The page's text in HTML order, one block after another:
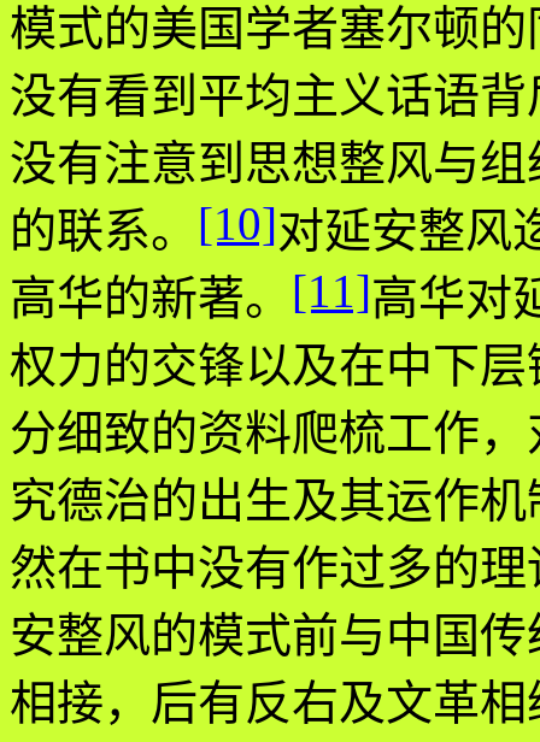
模式的美国学者塞尔顿
没有看到平均主义话语
没有注意到思想整风与
的联系。 [10]对延安整风
高华的新著。 [11]高华对
权力的交锋以及在中下
分细致的资料爬梳工作
究德治的出生及其运作
然在书中没有作过多的
安整风的模式前与中国
相接，后有反右及文革